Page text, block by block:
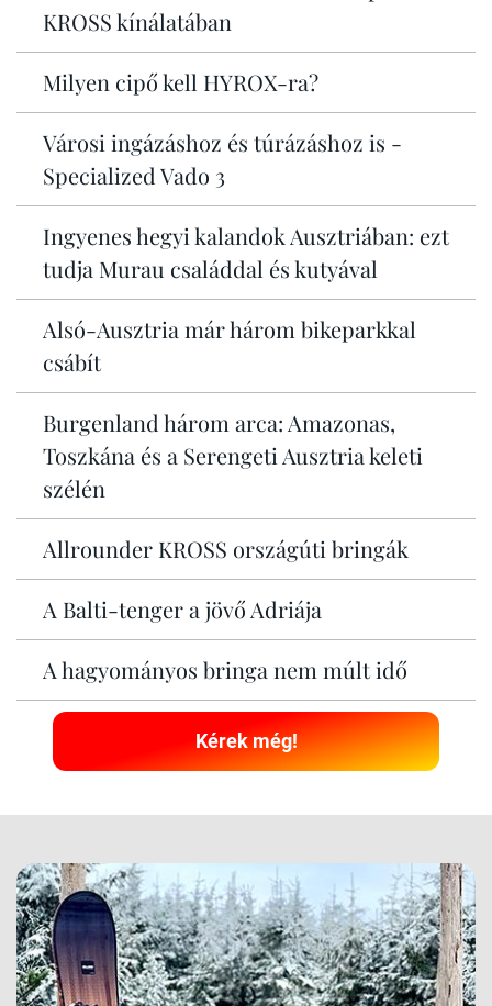
KROSS kínálatában
Milyen cipő kell HYROX-ra?
Városi ingázáshoz és túrázáshoz is -
Specialized Vado 3
Ingyenes hegyi kalandok Ausztriában: ezt
tudja Murau családdal és kutyával
Alsó-Ausztria már három bikeparkkal
csábít
Burgenland három arca: Amazonas,
Toszkána és a Serengeti Ausztria keleti
szélén
Allrounder KROSS országúti bringák
A Balti-tenger a jövő Adriája
A hagyományos bringa nem múlt idő
Kérek még!